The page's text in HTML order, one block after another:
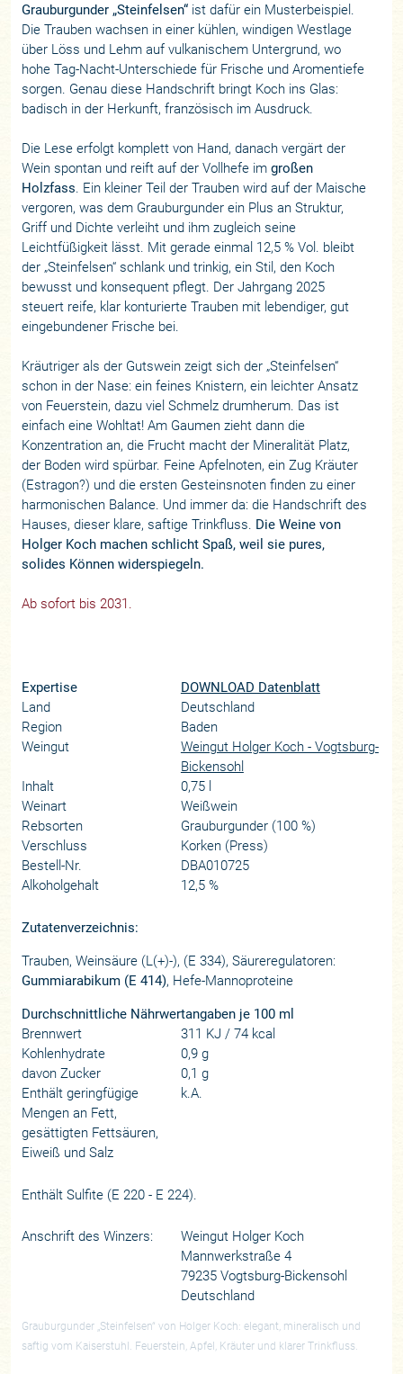
Grauburgunder „Steinfelsen“ ist dafür ein Musterbeispiel.
Die Trauben wachsen in einer kühlen, windigen Westlage
über Löss und Lehm auf vulkanischem Untergrund, wo
hohe Tag-Nacht-Unterschiede für Frische und Aromentiefe
sorgen. Genau diese Handschrift bringt Koch ins Glas:
badisch in der Herkunft, französisch im Ausdruck.
Die Lese erfolgt komplett von Hand, danach vergärt der
Wein spontan und reift auf der Vollhefe imgroßen
Holzfass. Ein kleiner Teil der Trauben wird auf der Maische
vergoren, was dem Grauburgunder ein Plus an Struktur,
Griff und Dichte verleiht und ihm zugleich seine
Leichtfüßigkeit lässt. Mit gerade einmal 12,5 % Vol. bleibt
der „Steinfelsen“ schlank und trinkig, ein Stil, den Koch
bewusst und konsequent pflegt. Der Jahrgang 2025
steuert reife, klar konturierte Trauben mit lebendiger, gut
eingebundener Frische bei.
Kräutriger als der Gutswein zeigt sich der „Steinfelsen“
schon in der Nase: ein feines Knistern, ein leichter Ansatz
von Feuerstein, dazu viel Schmelz drumherum. Das ist
einfach eine Wohltat! Am Gaumen zieht dann die
Konzentration an, die Frucht macht der Mineralität Platz,
der Boden wird spürbar. Feine Apfelnoten, ein Zug Kräuter
(Estragon?) und die ersten Gesteinsnoten finden zu einer
harmonischen Balance. Und immer da: die Handschrift des
Hauses, dieser klare, saftige Trinkfluss. Die Weine von
Holger Koch machen schlicht Spaß, weil sie pures,
solides Können widerspiegeln.
Ab sofort bis 2031.
Expertise
DOWNLOAD Datenblatt
Land
Deutschland
Region
Baden
Weingut
Weingut Holger Koch - Vogtsburg-
Bickensohl
Inhalt
0,75 l
Weinart
Weißwein
Rebsorten
Grauburgunder (100 %)
Verschluss
Korken (Press)
Bestell-Nr.
DBA010725
Alkoholgehalt
12,5 %
Zutatenverzeichnis:
Trauben, Weinsäure (L(+)-), (E 334), Säureregulatoren:
Gummiarabikum (E 414), Hefe-Mannoproteine
Durchschnittliche Nährwertangaben je 100 ml
Brennwert
311 KJ / 74 kcal
Kohlenhydrate
0,9 g
davon Zucker
0,1 g
Enthält geringfügige
Mengen an Fett,
gesättigten Fettsäuren,
Eiweiß und Salz
k.A.
Enthält Sulfite (E 220 - E 224).
Anschrift des Winzers:
Weingut Holger Koch
Mannwerkstraße 4
79235 Vogtsburg-Bickensohl
Deutschland
Grauburgunder „Steinfelsen“ von Holger Koch: elegant, mineralisch und
saftig vom Kaiserstuhl. Feuerstein, Apfel, Kräuter und klarer Trinkfluss.